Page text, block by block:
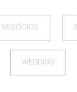
NEGÓCIOS
WEDDING